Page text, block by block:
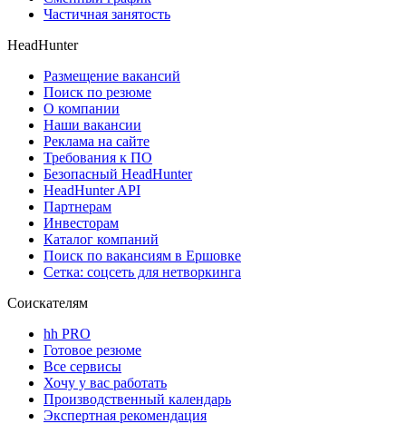
Частичная занятость
HeadHunter
Размещение вакансий
Поиск по резюме
О компании
Наши вакансии
Реклама на сайте
Требования к ПО
Безопасный HeadHunter
HeadHunter API
Партнерам
Инвесторам
Каталог компаний
Поиск по вакансиям в Ершовке
Сетка: соцсеть для нетворкинга
Соискателям
hh PRO
Готовое резюме
Все сервисы
Хочу у вас работать
Производственный календарь
Экспертная рекомендация